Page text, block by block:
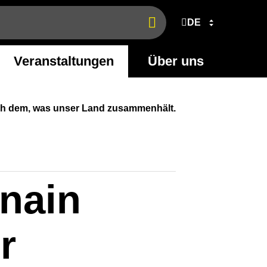
Jetzt
finden
DE
Veranstaltungen Über uns
dem, was unser Land zusammenhält.